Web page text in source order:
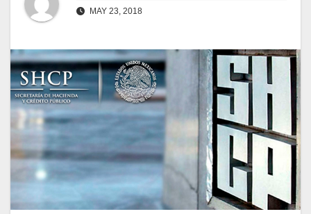
MAY 23, 2018